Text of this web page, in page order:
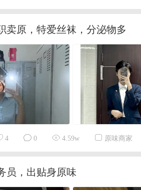
卖原，特爱丝袜，分泌物多
4 0 4.59w 原味商家
员，出贴身原味